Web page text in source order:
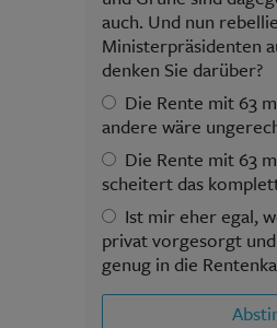
auch. Und nun
Ministerpräsidenten
denken Sie darüber?
Die Rente mit 63
andere wäre
Die Rente mit 63
scheitert das
Ist mir eher egal,
privat vorgesorgt
genug in die